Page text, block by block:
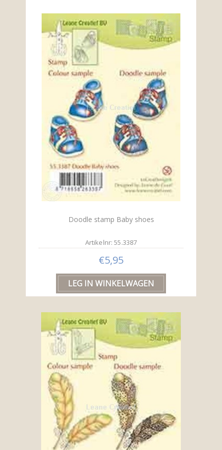
Doodle stamp Baby shoes
Artikelnr: 55.3387
€5,95